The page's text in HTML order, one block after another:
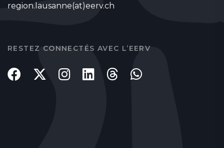
region.lausanne(at)eerv.ch
RESTEZ CONNECTÉS AVEC L’EERV